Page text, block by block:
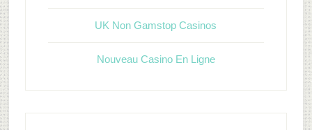
UK Non Gamstop Casinos
Nouveau Casino En Ligne